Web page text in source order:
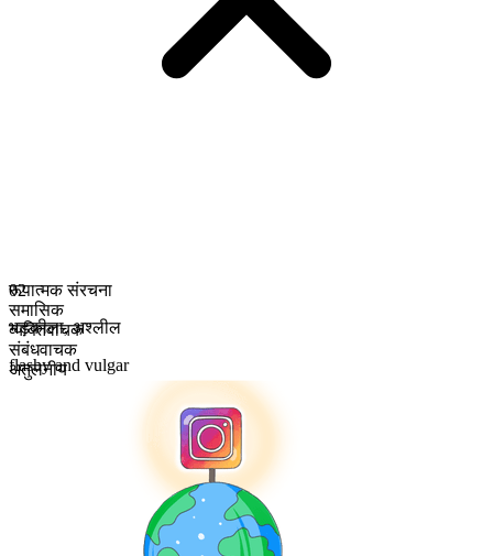
रूपात्मक संरचना
समासिक
व्यक्तिवाचक
संबंधवाचक
अतुलनीय
02
भड़कीला,अश्लील
flashy and vulgar